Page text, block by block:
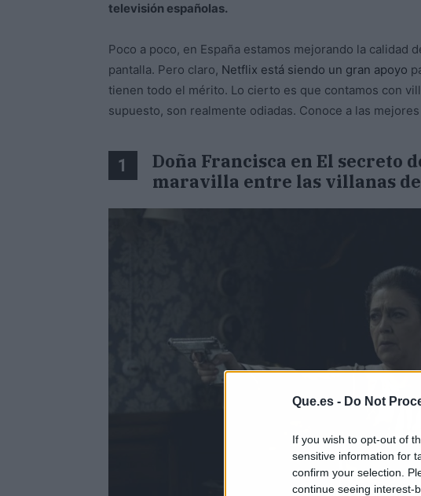
Que.es - Do Not
If you wish to opt-out of
sensitive information for
confirm your selection.
continue seeing interest-
televisión españolas.
Poco a poco, en España estamos mejorando la calidad
pantalla. Pero claro, Netflix está siendo un gran apoyo
tienen todo el mérito. Lo cierto es que contamos con
supuesto, son realmente odiadas. Conoce a las
1
Doña Francisca en El secreto
maravilla entre las villanas